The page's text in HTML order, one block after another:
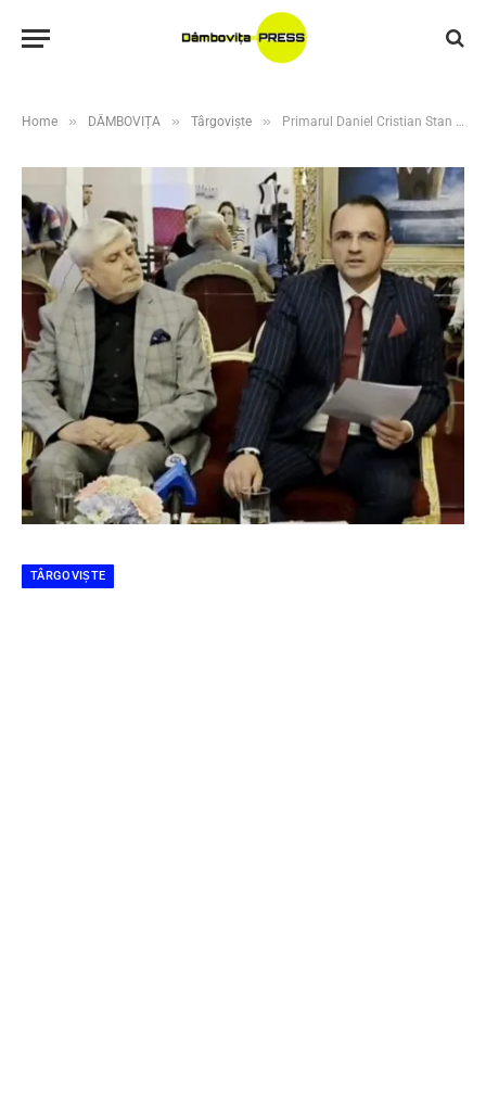
Home » DÂMBOVIȚA » Târgoviște » Primarul Daniel Cristian Stan anunță: Festivalul BABEL 2025 transformă Târgoviștea în capitala artelor spectacolului!
TÂRGOVIȘTE